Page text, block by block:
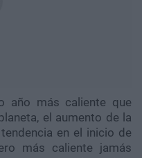
año más caliente que
el aumento de la
en el inicio de
más caliente jamás